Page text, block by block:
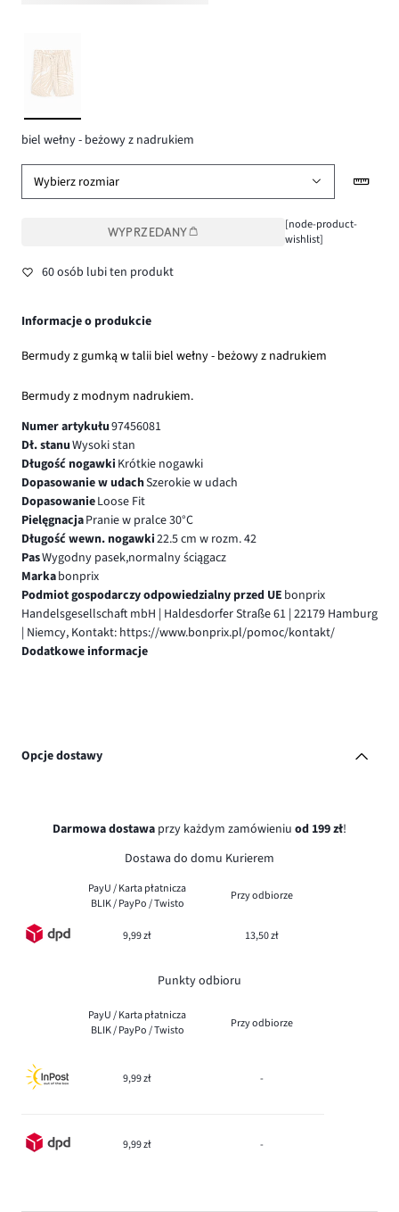
biel wełny - beżowy z nadrukiem
Wybierz rozmiar
WYPRZEDANY
[node-product-
wishlist]
60 osób lubi ten produkt
Informacje o produkcie
Bermudy z gumką w talii biel wełny - beżowy z nadrukiem
Bermudy z modnym nadrukiem.
Numer artykułu97456081
Dł. stanuWysoki stan
Długość nogawki Krótkie nogawki
Dopasowanie w udachSzerokie w udach
DopasowanieLoose Fit
PielęgnacjaPranie w pralce 30°C
Długość wewn. nogawki22.5 cm w rozm. 42
PasWygodny pasek,normalny ściągacz
Markabonprix
Podmiot gospodarczy odpowiedzialny przed UE bonprix
Handelsgesellschaft mbH | Haldesdorfer Straße 61 | 22179 Hamburg
| Niemcy, Kontakt: https://www.bonprix.pl/pomoc/kontakt/
Dodatkowe informacje
Opcje dostawy
Darmowa dostawa przy każdym zamówieniu od 199 zł!
Dostawa do domu Kurierem
PayU / Karta płatnicza
BLIK / PayPo / Twisto
Przy odbiorze
9,99 zł 13,50 zł
Punkty odbioru
PayU / Karta płatnicza
BLIK / PayPo / Twisto
Przy odbiorze
9,99 zł -
9,99 zł -